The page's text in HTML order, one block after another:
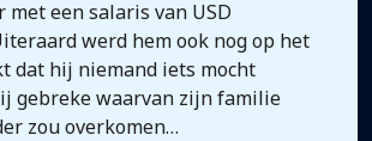
met een salaris van USD
werd hem ook nog op het
dat hij niemand iets mocht
gebreke waarvan zijn familie
zou overkomen…